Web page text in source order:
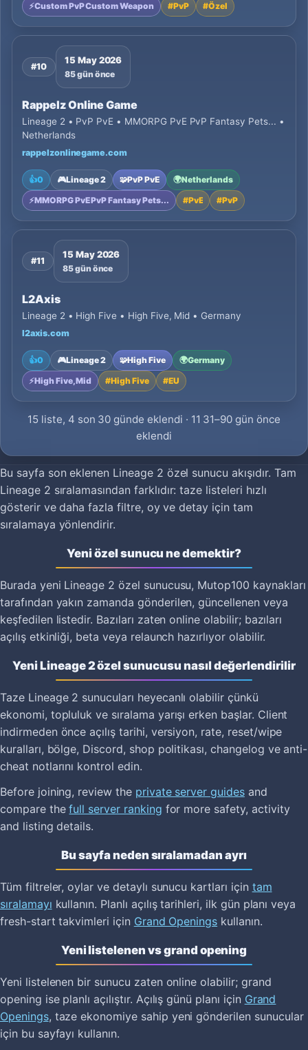
⚡Custom PvP Custom Weapon #PvP #Özel
#10
15 May 2026
85 gün önce
Rappelz Online Game
Lineage 2 • PvP PvE • MMORPG PvE PvP Fantasy Pets... •
Netherlands
rappelzonlinegame.com
👍0 🎮Lineage 2 🧩PvP PvE 🌍Netherlands
⚡MMORPG PvE PvP Fantasy Pets... #PvE #PvP
#11
15 May 2026
85 gün önce
L2Axis
Lineage 2 • High Five • High Five, Mid • Germany
l2axis.com
👍0 🎮Lineage 2 🧩High Five 🌍Germany
⚡High Five, Mid #High Five #EU
15 liste, 4 son 30 günde eklendi · 11 31–90 gün önce
eklendi
Bu sayfa son eklenen Lineage 2 özel sunucu akışıdır. Tam
Lineage 2 sıralamasından farklıdır: taze listeleri hızlı
gösterir ve daha fazla filtre, oy ve detay için tam
sıralamaya yönlendirir.
Yeni özel sunucu ne demektir?
Burada yeni Lineage 2 özel sunucusu, Mutop100 kaynakları
tarafından yakın zamanda gönderilen, güncellenen veya
keşfedilen listedir. Bazıları zaten online olabilir; bazıları
açılış etkinliği, beta veya relaunch hazırlıyor olabilir.
Yeni Lineage 2 özel sunucusu nasıl değerlendirilir
Taze Lineage 2 sunucuları heyecanlı olabilir çünkü
ekonomi, topluluk ve sıralama yarışı erken başlar. Client
indirmeden önce açılış tarihi, versiyon, rate, reset/wipe
kuralları, bölge, Discord, shop politikası, changelog ve anti-
cheat notlarını kontrol edin.
Before joining, review the private server guidesand
compare thefull server ranking for more safety, activity
and listing details.
Bu sayfa neden sıralamadan ayrı
Tüm filtreler, oylar ve detaylı sunucu kartları için tam
sıralamayı kullanın. Planlı açılış tarihleri, ilk gün planı veya
fresh-start takvimleri için Grand Openings kullanın.
Yeni listelenen vs grand opening
Yeni listelenen bir sunucu zaten online olabilir; grand
opening ise planlı açılıştır. Açılış günü planı için Grand
Openings, taze ekonomiye sahip yeni gönderilen sunucular
için bu sayfayı kullanın.